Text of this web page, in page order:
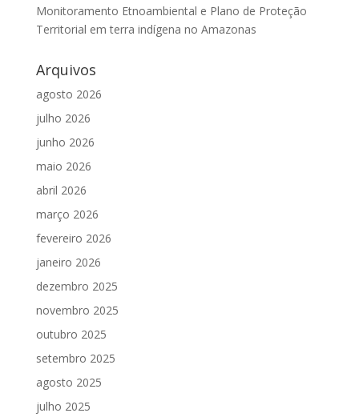
Monitoramento Etnoambiental e Plano de Proteção
Territorial em terra indígena no Amazonas
Arquivos
agosto 2026
julho 2026
junho 2026
maio 2026
abril 2026
março 2026
fevereiro 2026
janeiro 2026
dezembro 2025
novembro 2025
outubro 2025
setembro 2025
agosto 2025
julho 2025